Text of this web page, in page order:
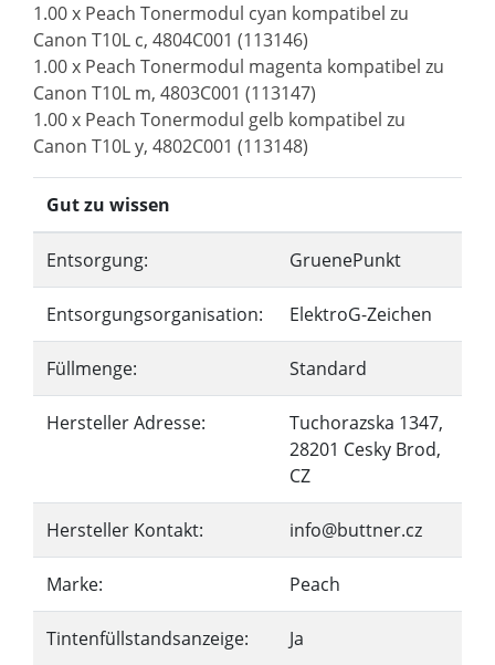
1.00 x Peach Tonermodul cyan kompatibel zu
Canon T10L c, 4804C001 (113146)
1.00 x Peach Tonermodul magenta kompatibel zu
Canon T10L m, 4803C001 (113147)
1.00 x Peach Tonermodul gelb kompatibel zu
Canon T10L y, 4802C001 (113148)
Gut zu wissen
Entsorgung: GruenePunkt
Entsorgungsorganisation: ElektroG-Zeichen
Füllmenge: Standard
Hersteller Adresse:
Tuchorazska 1347,
28201 Cesky Brod,
CZ
Hersteller Kontakt: info@buttner.cz
Marke: Peach
Tintenfüllstandsanzeige: Ja